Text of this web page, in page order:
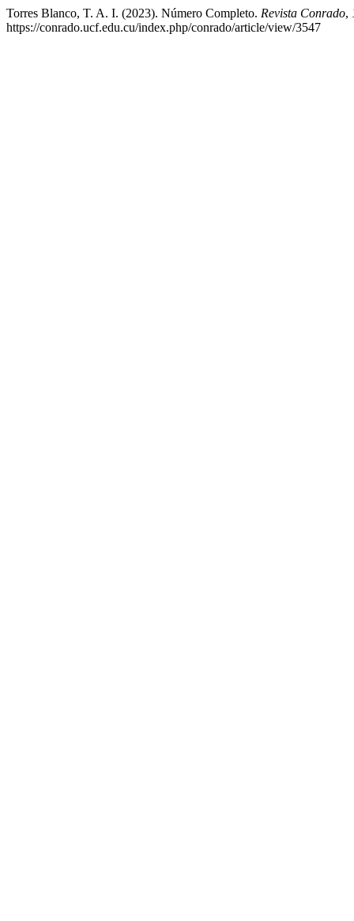
Torres Blanco, T. A. I. (2023). Número Completo. Revista Conrado,
https://conrado.ucf.edu.cu/index.php/conrado/article/view/3547